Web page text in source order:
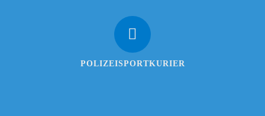
POLIZEISPORTKURIER